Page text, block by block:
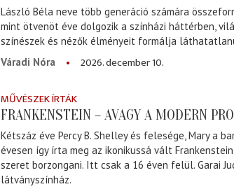
László Béla neve több generáció számára
mint ötvenöt éve dolgozik a színházi háttérben,
színészek és nézők élményeit formálja
Váradi Nóra
2026. december 10.
MŰVÉSZEK ÍRTÁK
FRANKENSTEIN – AVAGY A MODERN
Kétszáz éve Percy B. Shelley és felesége, Mary a
évesen így írta meg az ikonikussá vált
szeret borzongani. Itt csak a 16 éven felül. Garai
látványszínház.